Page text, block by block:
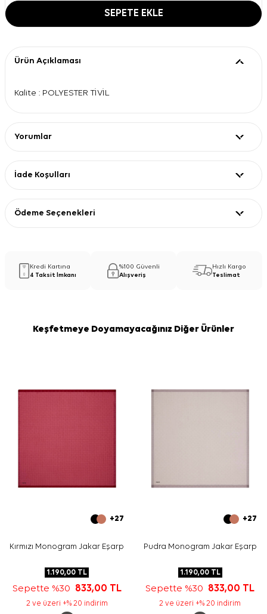
SEPETE EKLE
Ürün Açıklaması
Kalite : POLYESTER TİVİL
Yorumlar
İade Koşulları
Ödeme Seçenekleri
Kredi Kartına
4 Taksit İmkanı
%100 Güvenli
Alışveriş
Hızlı Kargo
Teslimat
Keşfetmeye Doyamayacağınız Diğer Ürünler
+27
Kırmızı Monogram Jakar Eşarp
1.190,00 TL
Sepette %30 833,00 TL
2 ve üzeri +% 20 indirim
+27
Pudra Monogram Jakar Eşarp
1.190,00TL
Sepette %30 833,00 TL
2 ve üzeri +% 20 indirim